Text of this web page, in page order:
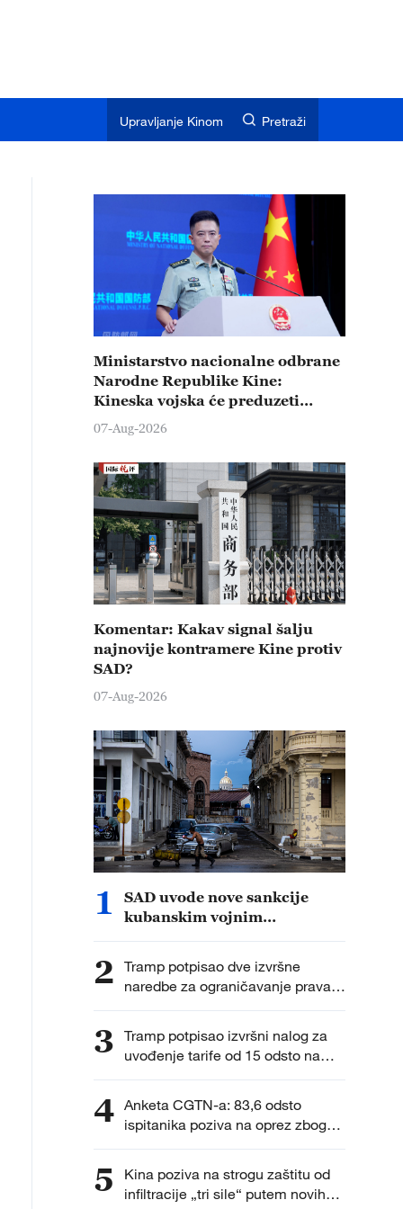
Upravljanje Kinom Pretraži
Ministarstvo nacionalne odbrane
Narodne Republike Kine:
Kineska vojska će preduzeti
čvrste kontramere protiv svih
provokativnih pokušaja
izazivanja nemira
07-Aug-2026
Komentar: Kakav signal šalju
najnovije kontramere Kine protiv
SAD?
07-Aug-2026
1
SAD uvode nove sankcije
kubanskim vojnim
2 Tramp potpisao dve izvršne
naredbe za ograničavanje prava
na državljanstvo po rođenju nakon
3 Tramp potpisao izvršni nalog za
uvođenje tarife od 15 odsto na
uvoz polisilicijuma
4 Anketa CGTN-a: 83,6 odsto
ispitanika poziva na oprez zbog
ubrzanog vojnog širenja Japana
5
Kina poziva na strogu zaštitu od
infiltracije „tri sile“ putem novih